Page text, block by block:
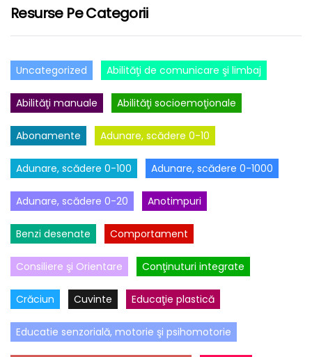
Resurse Pe Categorii
Uncategorized Abilităţi de comunicare şi limbaj
Abilităţi manuale Abilităţi socioemoţionale
Abonamente Adunare, scădere 0-10
Adunare, scădere 0-100 Adunare, scădere 0-1000
Adunare, scădere 0-20 Anotimpuri
Benzi desenate Comportament
Consiliere şi Orientare Conţinuturi integrate
Crăciun Cuvinte Educaţie plastică
Educatie senzorială, motorie şi psihomotorie